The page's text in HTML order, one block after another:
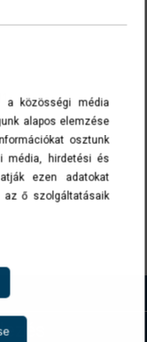
menüben
a közösségi média
alapos elemzése
osztunk
média, hirdetési és
ezen adatokat
az ő szolgáltatásaik